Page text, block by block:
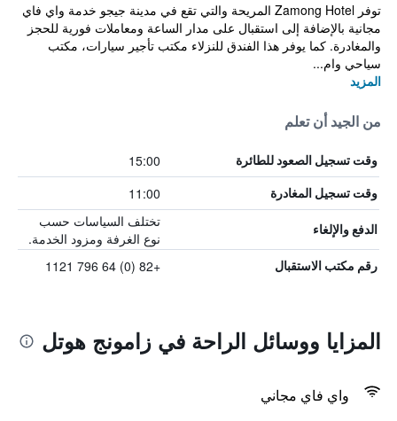
توفر Zamong Hotel المريحة والتي تقع في مدينة جيجو خدمة واي فاي
مجانية بالإضافة إلى استقبال على مدار الساعة ومعاملات فورية للحجز
والمغادرة. كما يوفر هذا الفندق للنزلاء مكتب تأجير سيارات، مكتب
سياحي وام...
المزيد
من الجيد أن تعلم
وقت تسجيل الصعود للطائرة 15:00
وقت تسجيل المغادرة 11:00
الدفع والإلغاء
تختلف السياسات حسب
نوع الغرفة ومزود الخدمة.
رقم مكتب الاستقبال +82 (0) 64 796 1121
المزايا ووسائل الراحة في زامونج هوتل
واي فاي مجاني